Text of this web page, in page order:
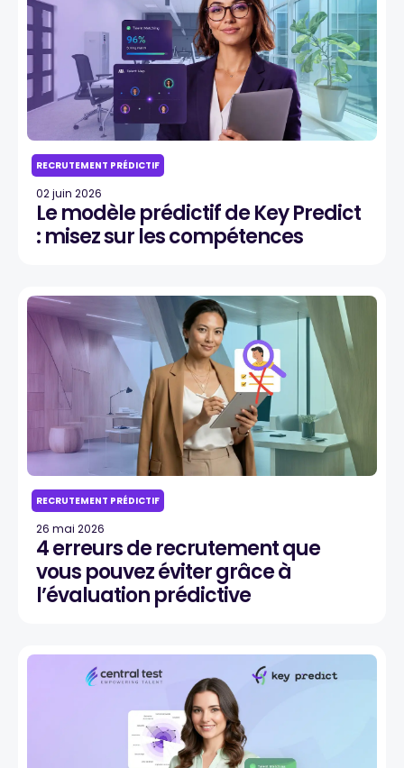
RECRUTEMENT PRÉDICTIF
02 juin 2026
Le modèle prédictif de Key Predict
: misez sur les compétences
RECRUTEMENT PRÉDICTIF
26 mai 2026
4 erreurs de recrutement que
vous pouvez éviter grâce à
l’évaluation prédictive